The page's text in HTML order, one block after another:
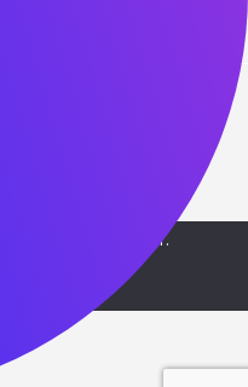
устраивает.